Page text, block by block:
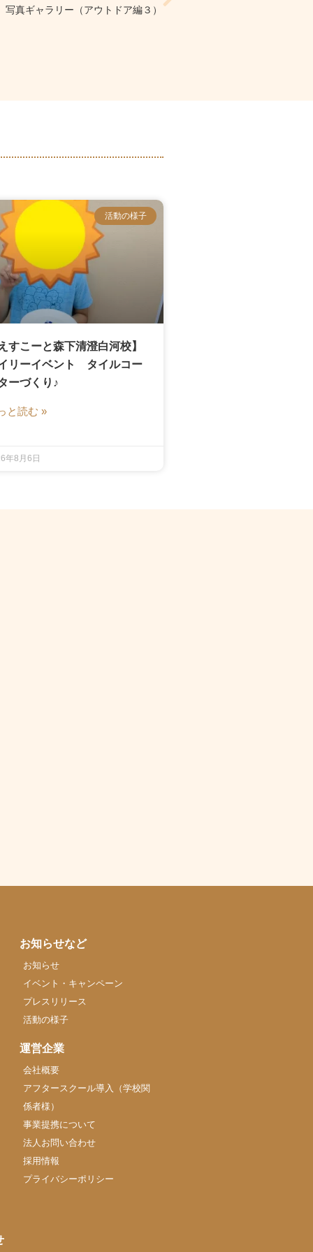
真ギャラリー（アウトドア編３）
活動の様子
えすこーと森下清澄白河校】
リーイベント タイルコー
ーづくり♪
と読む »
年8月6日
お知らせなど
お知らせ
イベント・キャンペーン
プレスリリース
活動の様子
運営企業
会社概要
アフタースクール導入（学校関
係者様）
事業提携について
法人お問い合わせ
採用情報
プライバシーポリシー